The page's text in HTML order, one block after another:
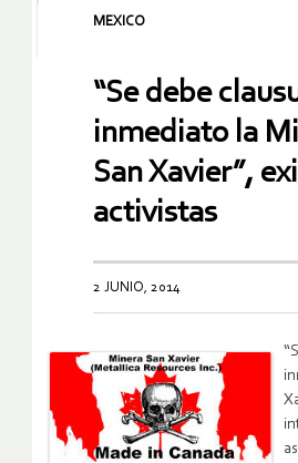
MEXICO
“Se debe
inmediato la
San Xavier”,
activistas
2 JUNIO, 2014